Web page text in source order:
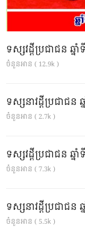
ទស្សវដ្តីប្រជាជន ឆ្
ចំនួនអាន ( 12.9k )
ទស្សនាវដ្ដីប្រជាជ
ចំនួនអាន ( 2.7k )
ទស្សវដ្តីប្រជាជន
ចំនួនអាន ( 7.3k )
ទស្សនាវដ្ដីប្រជាជ
ចំនួនអាន ( 5.5k )